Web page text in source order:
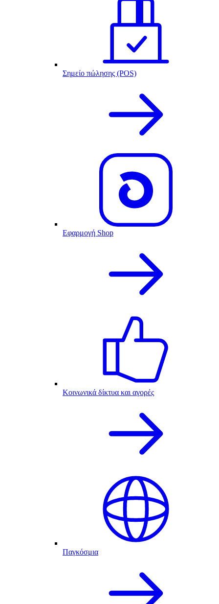
Σημείο πώλησης (POS)
Εφαρμογή Shop
Κοινωνικά δίκτυα και αγορές
Παγκόσμια